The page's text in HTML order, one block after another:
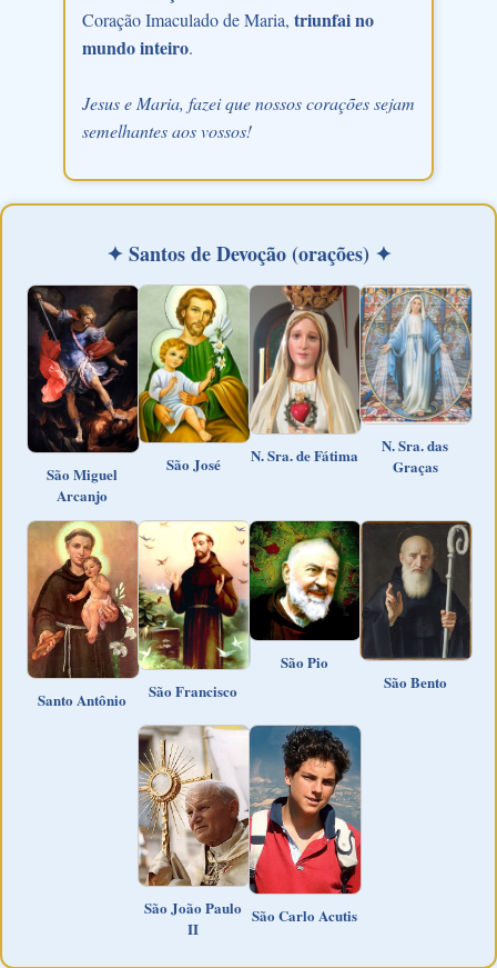
Coração Imaculado de Maria, triunfai no
mundo inteiro.
Jesus e Maria, fazei que nossos corações sejam
semelhantes aos vossos!
✦ Santos de Devoção (orações) ✦
São Miguel
Arcanjo
São José N. Sra. de Fátima
N. Sra. das
Graças
Santo Antônio São Francisco
São Pio
São Bento
São João Paulo
II
São Carlo Acutis